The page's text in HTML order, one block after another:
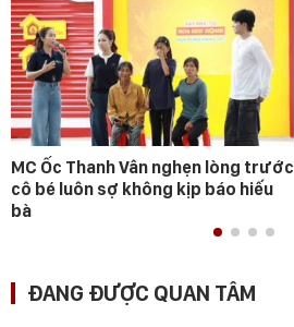
MC Ốc Thanh Vân nghẹn lòng trước
cô bé luôn sợ không kịp báo hiếu
bà
ĐANG ĐƯỢC QUAN TÂM